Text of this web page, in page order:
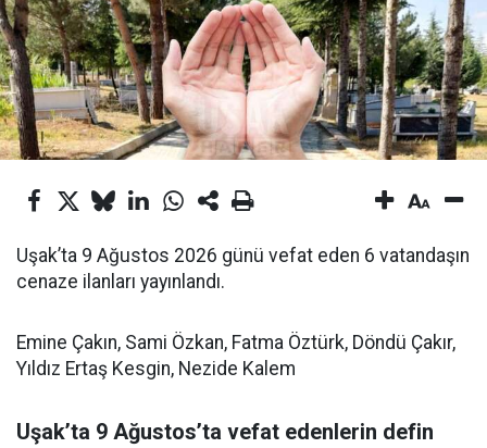
Uşak’ta 9 Ağustos 2026 günü vefat eden 6 vatandaşın
cenaze ilanları yayınlandı.
Emine Çakın, Sami Özkan, Fatma Öztürk, Döndü Çakır,
Yıldız Ertaş Kesgin, Nezide Kalem
Uşak’ta 9 Ağustos’ta vefat edenlerin defin